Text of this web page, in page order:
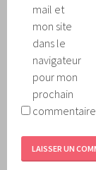
mail et
mon site
dans le
navigateur
pour mon
prochain
commentaire.